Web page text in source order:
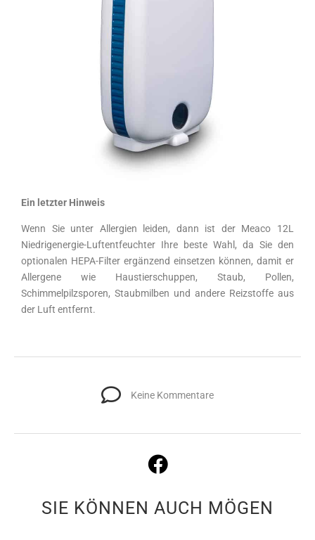
Ein letzter Hinweis
Wenn Sie unter Allergien leiden, dann ist der Meaco 12L
Niedrigenergie-Luftentfeuchter Ihre beste Wahl, da Sie den
optionalen HEPA-Filter ergänzend einsetzen können, damit er
Allergene wie Haustierschuppen, Staub, Pollen,
Schimmelpilzsporen, Staubmilben und andere Reizstoffe aus
der Luft entfernt.
Keine Kommentare
SIE KÖNNEN AUCH MÖGEN